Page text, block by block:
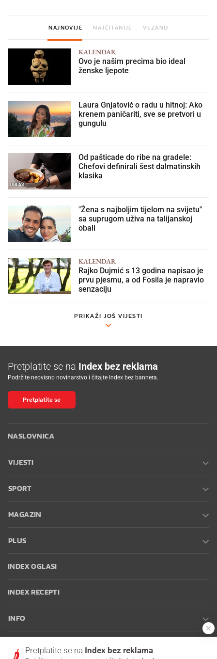
NAJNOVIJE NAJČITANIJE VEZANO
KALENDAR
Ovo je našim precima bio ideal
ženske ljepote
Laura Gnjatović o radu u hitnoj: Ako
krenem paničariti, sve se pretvori u
gungulu
OGLAS
Od pašticade do ribe na gradele:
Chefovi definirali šest dalmatinskih
klasika
"Žena s najboljim tijelom na svijetu"
sa suprugom uživa na talijanskoj
obali
KALENDAR
Rajko Dujmić s 13 godina napisao je
prvu pjesmu, a od Fosila je napravio
senzaciju
PRIKAŽI JOŠ VIJESTI
Pretplatite se na Index bez reklama
Podržite neovisno novinarstvo i čitajte Index bez bannera.
Pretplatite se
NASLOVNICA
VIJESTI
SPORT
MAGAZIN
PLUS
INDEX OGLASI
INDEX RECEPTI
INFO
korištenja
Postavke kolačića
Pretplatite se na Index bez reklama